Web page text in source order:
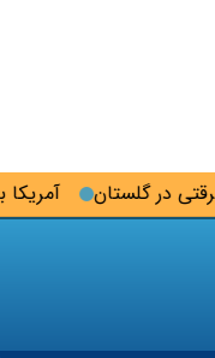
آمریکا